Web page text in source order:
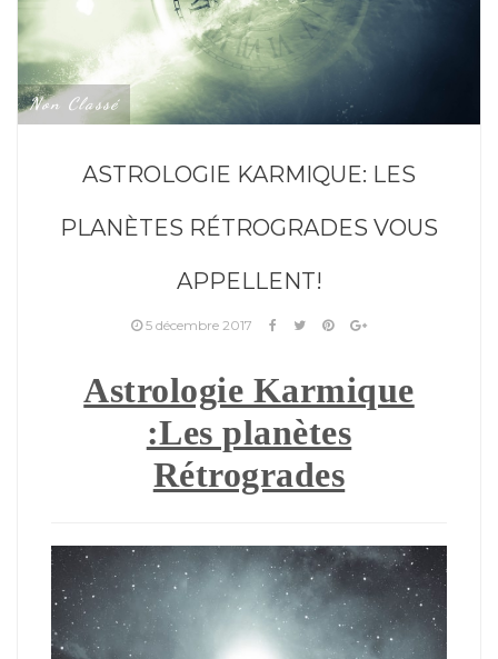
Non Classé
ASTROLOGIE KARMIQUE: LES
PLANÈTES RÉTROGRADES VOUS
APPELLENT!
5 décembre 2017
Astrologie Karmique
:Les planètes
Rétrogrades